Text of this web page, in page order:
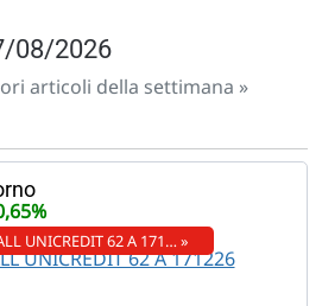
08/2026
articoli della settimana »
UNICREDIT 62 A 171… »